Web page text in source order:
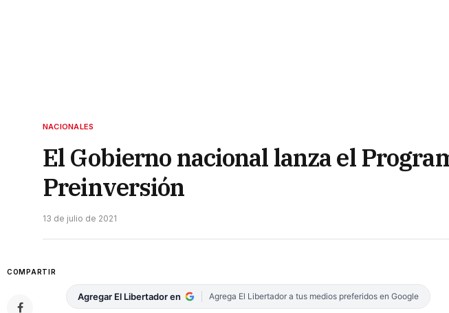
NACIONALES
El Gobierno nacional lanza el
Preinversión
13 de julio de 2021
COMPARTIR
Agregar El Libertador en Agrega El Libertador a tus medios preferidos en Google